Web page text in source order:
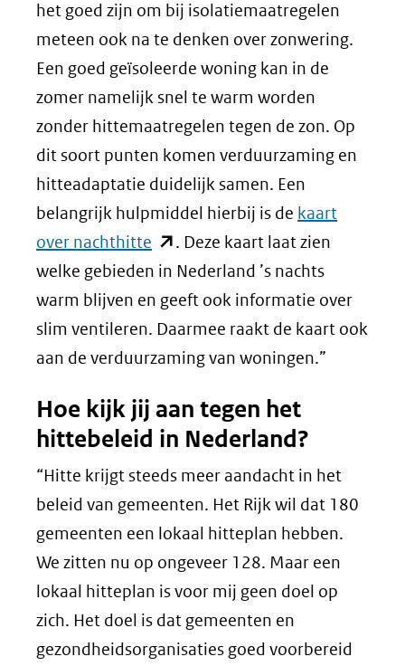
het goed zijn om bij isolatiemaatregelen
meteen ook na te denken over zonwering.
Een goed geïsoleerde woning kan in de
zomer namelijk snel te warm worden
zonder hittemaatregelen tegen de zon. Op
dit soort punten komen verduurzaming en
hitteadaptatie duidelijk samen. Een
belangrijk hulpmiddel hierbij is de kaart
over nachthitte (opent
in
nieuw
venster)
(verwijst
een
andere
website)
. Deze kaart laat zien
welke gebieden in Nederland ’s nachts
warm blijven en geeft ook informatie over
slim ventileren. Daarmee raakt de kaart ook
aan de verduurzaming van woningen.”
Hoe kijk jij aan tegen het
hittebeleid in Nederland?
“Hitte krijgt steeds meer aandacht in het
beleid van gemeenten. Het Rijk wil dat 180
gemeenten een lokaal hitteplan hebben.
We zitten nu op ongeveer 128. Maar een
lokaal hitteplan is voor mij geen doel op
zich. Het doel is dat gemeenten en
gezondheidsorganisaties goed voorbereid